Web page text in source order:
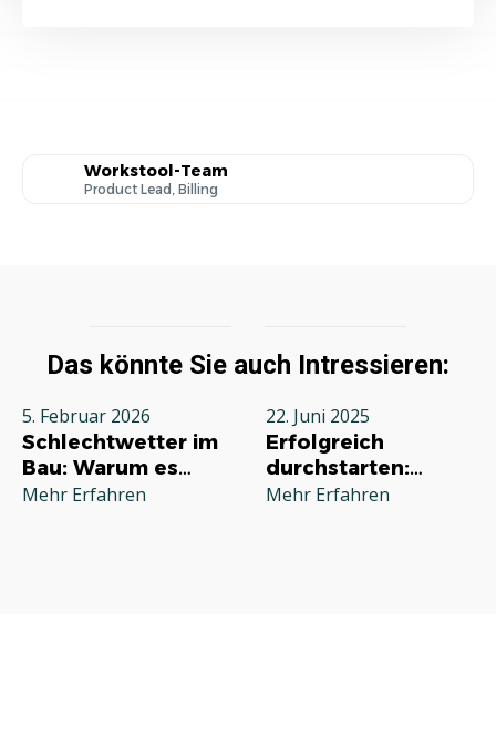
Workstool-Team
Product Lead, Billing
Das könnte Sie auch Intressieren:
5. Februar 2026
Schlechtwetter im
Bau: Warum es
jeden Betrieb
Mehr Erfahren
22. Juni 2025
Erfolgreich
durchstarten:
Deine
Mehr Erfahren